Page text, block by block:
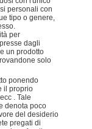
personali con
tipo o genere,
per
dagli
un prodotto
solo
ponendo
il proprio
. Tale
denota poco
del desiderio
pregati di